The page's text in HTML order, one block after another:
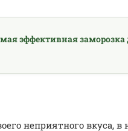
эффективная
неприятного вкуса, в